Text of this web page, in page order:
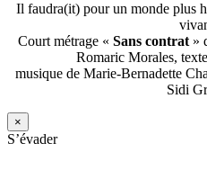
Il faudra(it) pour un monde plus
Court métrage « Sans contrat »
Romaric Morales,
musique de Marie-Bernadette
Sidi
×
S’évader